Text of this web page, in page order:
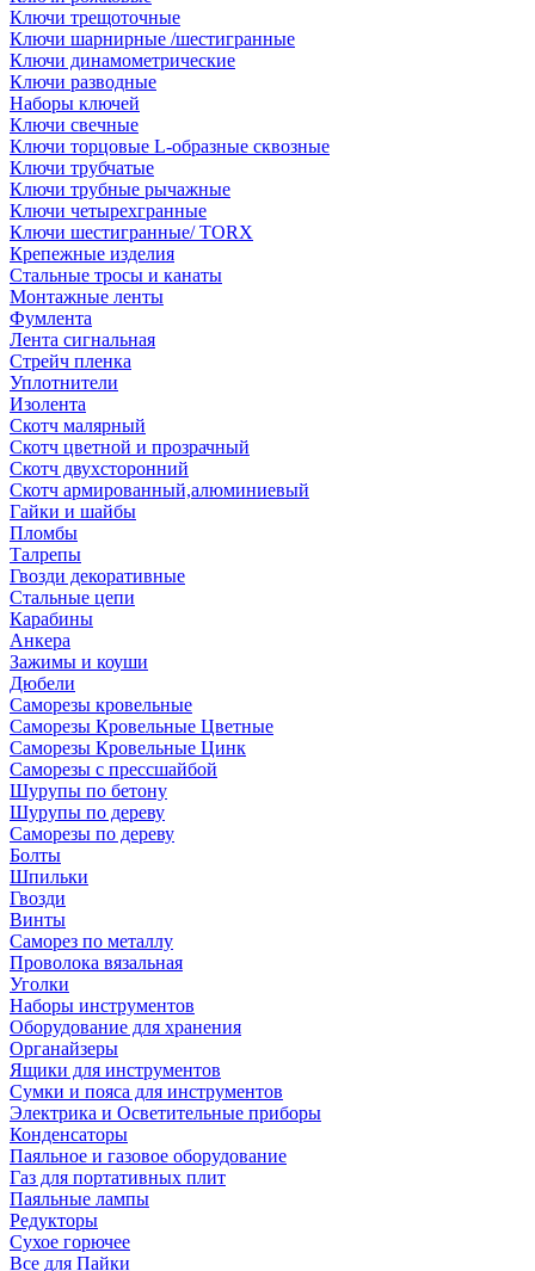
Ключи трещоточные
Ключи шарнирные /шестигранные
Ключи динамометрические
Ключи разводные
Наборы ключей
Ключи свечные
Ключи торцовые L-образные сквозные
Ключи трубчатые
Ключи трубные рычажные
Ключи четырехгранные
Ключи шестигранные/ TORX
Крепежные изделия
Стальные тросы и канаты
Монтажные ленты
Фумлента
Лента сигнальная
Стрейч пленка
Уплотнители
Изолента
Скотч малярный
Скотч цветной и прозрачный
Скотч двухсторонний
Скотч армированный,алюминиевый
Гайки и шайбы
Пломбы
Талрепы
Гвозди декоративные
Стальные цепи
Карабины
Анкера
Зажимы и коуши
Дюбели
Саморезы кровельные
Саморезы Кровельные Цветные
Саморезы Кровельные Цинк
Саморезы с прессшайбой
Шурупы по бетону
Шурупы по дереву
Саморезы по дереву
Болты
Шпильки
Гвозди
Винты
Саморез по металлу
Проволока вязальная
Уголки
Наборы инструментов
Оборудование для хранения
Органайзеры
Ящики для инструментов
Сумки и пояса для инструментов
Электрика и Осветительные приборы
Конденсаторы
Паяльное и газовое оборудование
Газ для портативных плит
Паяльные лампы
Редукторы
Сухое горючее
Все для Пайки